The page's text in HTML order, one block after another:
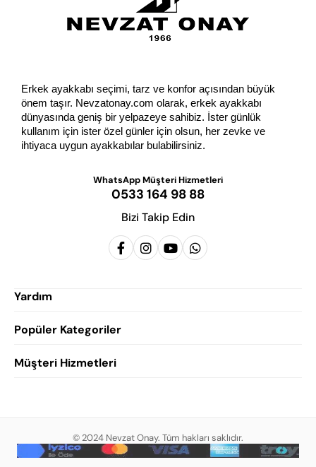
Erkek ayakkabı seçimi, tarz ve konfor açısından büyük
önem taşır. Nevzatonay.com olarak, erkek ayakkabı
dünyasında geniş bir yelpazeye sahibiz. İster günlük
kullanım için ister özel günler için olsun, her zevke ve
ihtiyaca uygun ayakkabılar bulabilirsiniz.
WhatsApp Müşteri Hizmetleri
0533 164 98 88
Bizi Takip Edin
Yardım
Hakkımızda
Popüler Kategoriler
Erkek Klasik Ayakkabı
Erkek Günlük Ayakkabı
Erkek Sandalet
Müşteri Hizmetleri
Mesafeli Satış Sözleşmesi
© 2024 Nevzat Onay. Tüm hakları saklıdır.